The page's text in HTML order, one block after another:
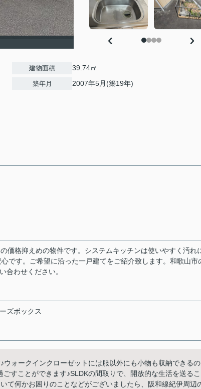
建物面積 39.74㎡
築年月 2007年5月(築19年)
価格抑えめの物件です。システムキッチンは使いやすく汚れ
です。ご希望に沿った一戸建てをご紹介致します。和歌山市
合わせください。
ズボックス
ォークインクローゼットには服以外にも小物も収納できるの
すことができます♪SLDKの間取りで、開放的な生活を送るこ
て何かお困りのことなどがございましたら、阪和線紀伊周辺